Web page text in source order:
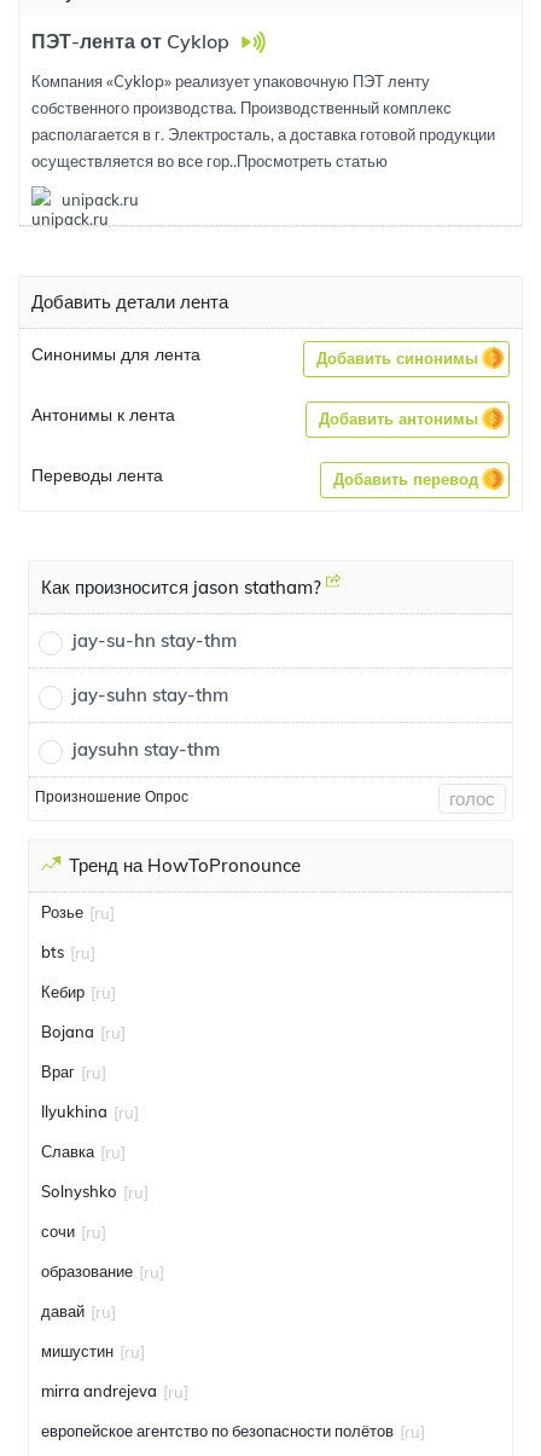
ПЭТ-лента от Cyklop
Компания «Cyklop» реализует упаковочную ПЭТ ленту
собственного производства. Производственный комплекс
располагается в г. Электросталь, а доставка готовой продукции
осуществляется во все гор..Просмотреть статью
unipack.ru
Добавить детали лента
Синонимы для лента Добавить синонимы
Антонимы к лента Добавить антонимы
Переводы лента Добавить перевод
Как произносится jason statham?
jay-su-hn stay-thm
jay-suhn stay-thm
jaysuhn stay-thm
Произношение Опрос голос
Тренд на HowToPronounce
Розье [ru]
bts [ru]
Кебир [ru]
Bojana [ru]
Враг [ru]
Ilyukhina [ru]
Славка [ru]
Solnyshko [ru]
сочи [ru]
образование [ru]
давай [ru]
мишустин [ru]
mirra andrejeva [ru]
европейское агентство по безопасности полётов [ru]